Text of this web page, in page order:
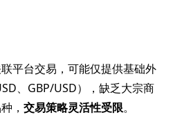
联平台交易，可能仅提供基础外
、GBP/USD），缺乏大宗商
， 交易策略灵活性受限。